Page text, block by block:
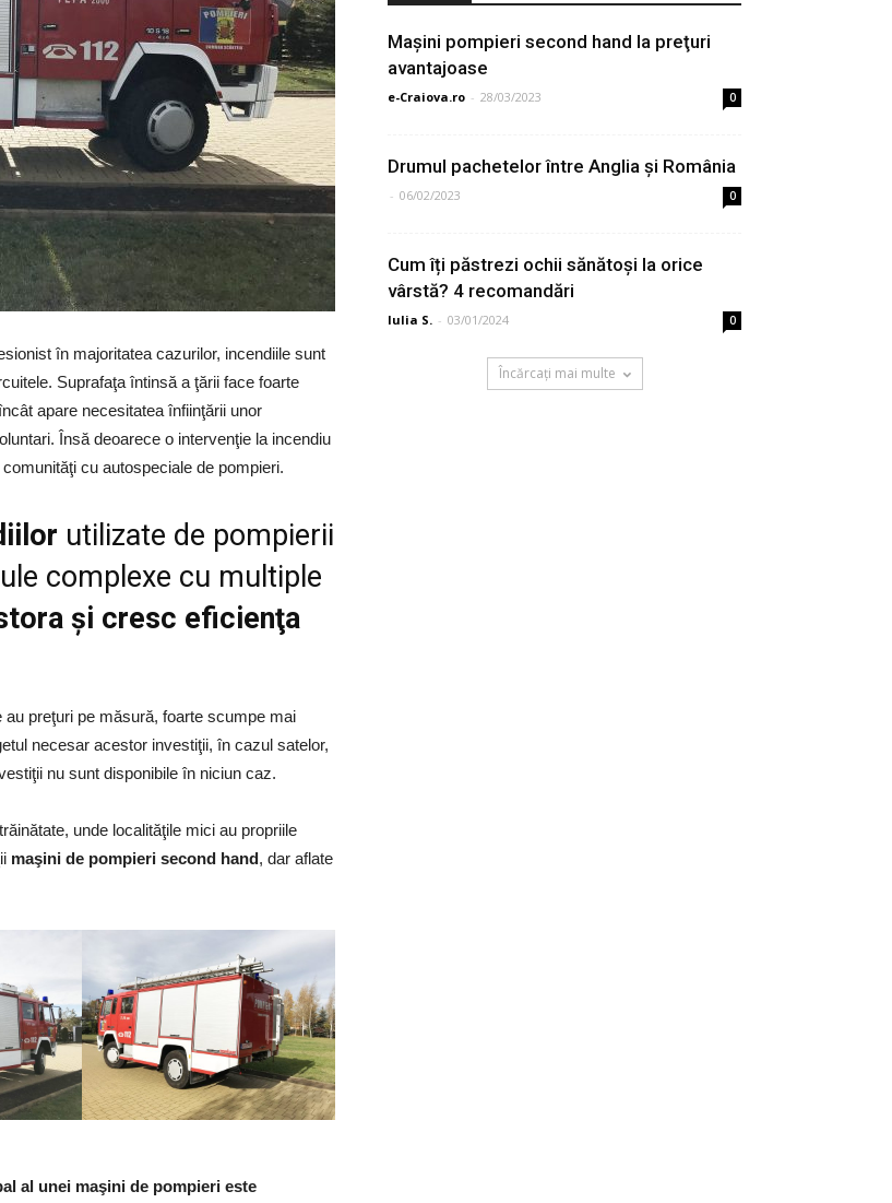
în majoritatea cazurilor, incendiile sunt
Suprafaţa întinsă a ţării face foarte
apare necesitatea înfiinţării unor
Însă deoarece o intervenţie la incendiu
cu autospeciale de pompieri.
utilizate de pompierii
complexe cu multiple
şi cresc eficienţa
preţuri pe măsură, foarte scumpe mai
necesar acestor investiţii, în cazul satelor,
nu sunt disponibile în niciun caz.
unde localităţile mici au propriile
maşini de pompieri second hand, dar aflate
al unei maşini de pompieri este
Maşini pompieri second hand la preţuri
avantajoase
e-Craiova.ro - 28/03/2023 0
Drumul pachetelor între Anglia şi România
- 06/02/2023 0
Cum îți păstrezi ochii sănătoși la orice
vârstă? 4 recomandări
Iulia S. - 03/01/2024 0
Încărcați mai multe